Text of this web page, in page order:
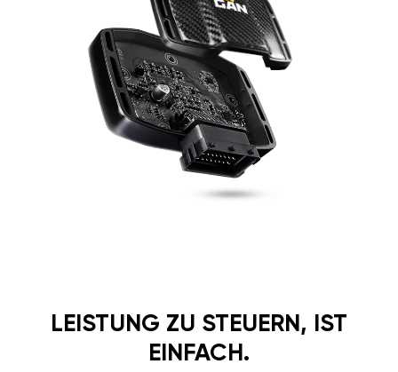
LEISTUNG ZU STEUERN, IST
EINFACH.